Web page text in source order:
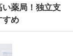
薬局！独立支
すめ